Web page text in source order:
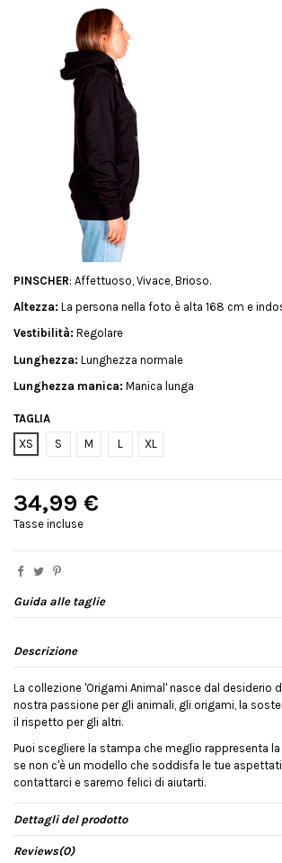
PINSCHER: Affettuoso, Vivace, Brioso.
Altezza: La persona nella foto è alta 168 cm e
Vestibilità: Regolare
Lunghezza: Lunghezza normale
Lunghezza manica: Manica lunga
TAGLIA
XS
S M L XL
34,99 €
Tasse incluse
Guida alle taglie
Descrizione
La collezione 'Origami Animal' nasce dal desiderio
nostra passione per gli animali, gli origami, la
il rispetto per gli altri.
Puoi scegliere la stampa che meglio rappresenta
se non c'è un modello che soddisfa le tue
contattarci e saremo felici di aiutarti.
Dettagli del prodotto
Reviews(0)